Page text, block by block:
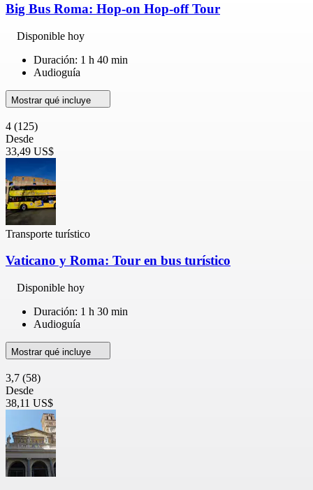
Big Bus Roma: Hop-on Hop-off Tour
Disponible hoy
Duración: 1 h 40 min
Audioguía
Mostrar qué incluye
4 (125)
Desde
33,49 US$
Transporte turístico
Vaticano y Roma: Tour en bus turístico
Disponible hoy
Duración: 1 h 30 min
Audioguía
Mostrar qué incluye
3,7 (58)
Desde
38,11 US$